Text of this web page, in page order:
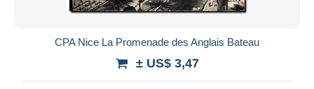
CPA Nice La Promenade des Anglais Bateau
± US$ 3,47